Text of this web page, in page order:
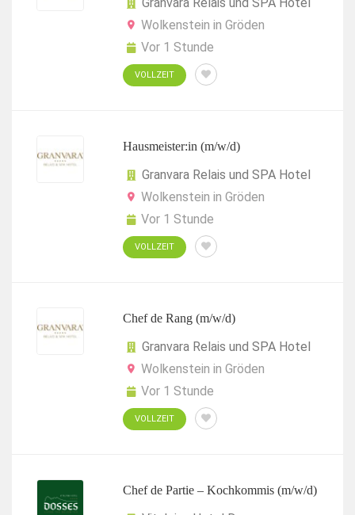
Wolkenstein in Gröden
Vor 1 Stunde
VOLLZEIT
Hausmeister:in (m/w/d)
Granvara Relais und SPA Hotel
Wolkenstein in Gröden
Vor 1 Stunde
VOLLZEIT
Chef de Rang (m/w/d)
Granvara Relais und SPA Hotel
Wolkenstein in Gröden
Vor 1 Stunde
VOLLZEIT
Chef de Partie – Kochkommis (m/w/d)